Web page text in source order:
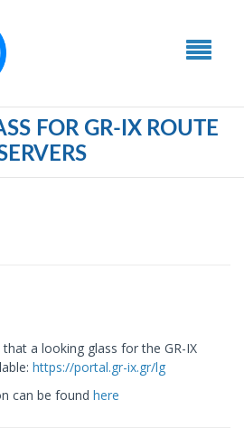
FOR GR-IX ROUTE
a looking glass for the GR-IX
https://portal.gr-ix.gr/lg
can be found here